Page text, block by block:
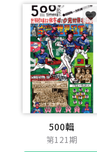
500輯
第121期